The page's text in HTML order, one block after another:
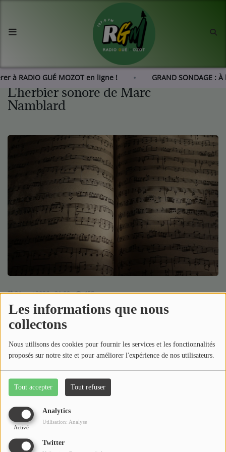
Les informations que nous
collectons
Nous utilisons des cookies pour fournir les services et les fonctionnalités
proposés sur notre site et pour améliorer l'expérience de nos utilisateurs.
Tout accepter Tout refuser
Analytics
Activé
Utilisation: Analyse
Twitter
à RADIO GUÉ MOZOT en ligne ! GRAND SONDAGE
Agenda
Les actus de RGM
Equipes
Participez
Dédicaces
Jeux Concours
Contact
L'herbier sonore de Marc
Namblard
31 mai 2026 - 21:00- 455 vues
Écouter le podcast
Cette semaine dans l'heure musicale, Georges vous propose
A écouter le dimanche à 20h sur
Commentaires(0)